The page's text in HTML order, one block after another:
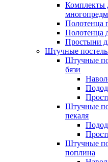
Комплекты
Полотенца
Полотенца
Простыни
Штучные
Штучные
бязи
Штучные
пекаля
Штучные
поплина